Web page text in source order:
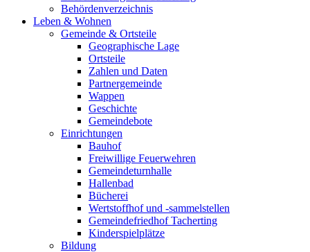
Behördenverzeichnis
Leben & Wohnen
Gemeinde & Ortsteile
Geographische Lage
Ortsteile
Zahlen und Daten
Partnergemeinde
Wappen
Geschichte
Gemeindebote
Einrichtungen
Bauhof
Freiwillige Feuerwehren
Gemeindeturnhalle
Hallenbad
Bücherei
Wertstoffhof und -sammelstellen
Gemeindefriedhof Tacherting
Kinderspielplätze
Bildung